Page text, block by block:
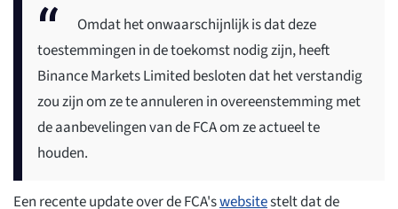
Omdat het onwaarschijnlijk is dat deze
toestemmingen in de toekomst nodig zijn, heeft
Binance Markets Limited besloten dat het verstandig
zou zijn om ze te annuleren in overeenstemming met
de aanbevelingen van de FCA om ze actueel te
houden.
Een recente update over de FCA'swebsitestelt dat de